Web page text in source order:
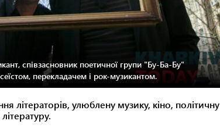
співзасновник поетичної групи "Бу-Ба-Бу"
перекладачем і рок-музикантом.
літераторів, улюблену музику, кіно, політичну